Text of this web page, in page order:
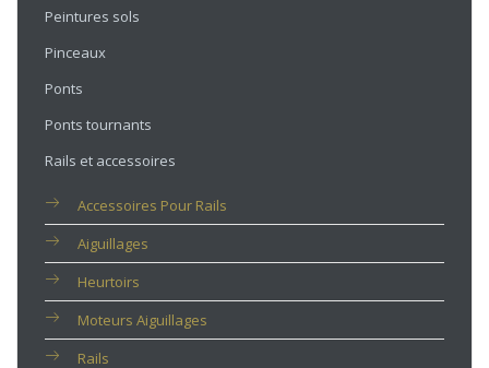
Peintures sols
Pinceaux
Ponts
Ponts tournants
Rails et accessoires
Accessoires Pour Rails
Aiguillages
Heurtoirs
Moteurs Aiguillages
Rails